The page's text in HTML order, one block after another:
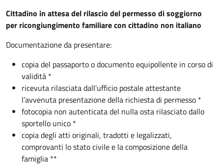
Cittadino in attesa del rilascio del permesso di soggiorno
per ricongiungimento familiare con cittadino non italiano
Documentazione da presentare:
copia del passaporto o documento equipollente in corso di
validità *
ricevuta rilasciata dall'ufficio postale attestante
l’avvenuta presentazione della richiesta di permesso *
fotocopia non autenticata del nulla osta rilasciato dallo
sportello unico *
copia degli atti originali, tradotti e legalizzati,
comprovanti lo stato civile e la composizione della
famiglia **